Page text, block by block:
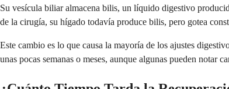
Su vesícula biliar almacena bilis, un líquido digestivo
de la cirugía, su hígado todavía produce bilis, pero gotea
Este cambio es lo que causa la mayoría de los ajustes
unas pocas semanas o meses, aunque algunas pueden notar